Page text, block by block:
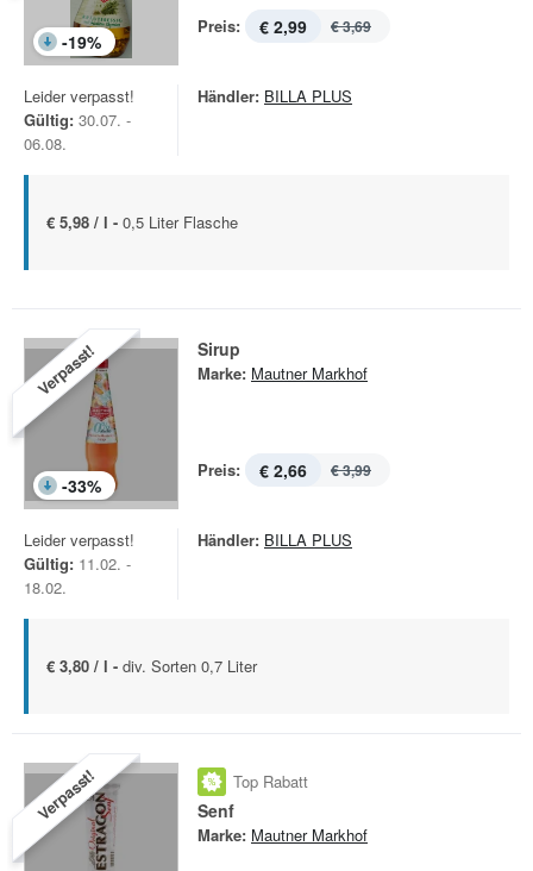
-19%
Preis: € 2,99 € 3,69
Leider verpasst!
Gültig: 30.07. -
06.08.
Händler: BILLA PLUS
€ 5,98 / l - 0,5 Liter Flasche
Verpasst!
-33%
Sirup
Marke: Mautner Markhof
Preis: € 2,66 € 3,99
Leider verpasst!
Gültig: 11.02. -
18.02.
Händler: BILLA PLUS
€ 3,80 / l - div. Sorten 0,7 Liter
Verpasst! Top Rabatt
Senf
Marke: Mautner Markhof